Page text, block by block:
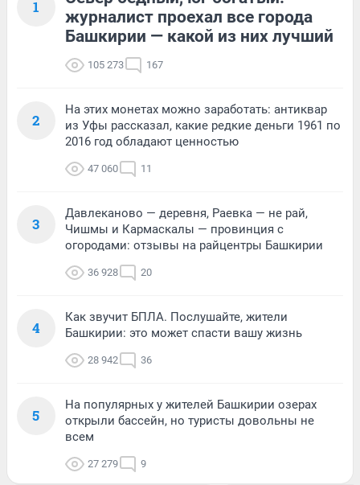
1
журналист проехал все города
Башкирии — какой из них лучший
105 273 167
2
На этих монетах можно заработать: антиквар
из Уфы рассказал, какие редкие деньги 1961 по
2016 год обладают ценностью
47 060 11
3
Давлеканово — деревня, Раевка — не рай,
Чишмы и Кармаскалы — провинция с
огородами: отзывы на райцентры Башкирии
36 928 20
4
Как звучит БПЛА. Послушайте, жители
Башкирии: это может спасти вашу жизнь
28 942 36
5
На популярных у жителей Башкирии озерах
открыли бассейн, но туристы довольны не
всем
27 279 9